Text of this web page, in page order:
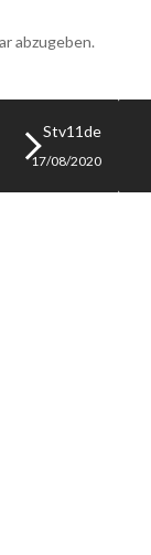
abzugeben.
Stv11de
17/08/2020